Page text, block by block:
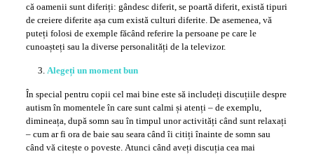
că oamenii sunt diferiți: gândesc diferit, se poartă diferit, există tipuri
de creiere diferite așa cum există culturi diferite. De asemenea, vă
puteți folosi de exemple făcând referire la persoane pe care le
cunoașteți sau la diverse personalități de la televizor.
Alegeți un moment bun
În special pentru copii cel mai bine este să includeți discuțiile despre
autism în momentele în care sunt calmi și atenți – de exemplu,
dimineața, după somn sau în timpul unor activități când sunt relaxați
– cum ar fi ora de baie sau seara când îi citiți înainte de somn sau
când vă citește o poveste. Atunci când aveți discuția cea mai